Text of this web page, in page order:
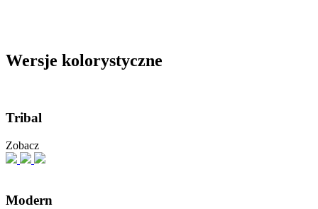
Wersje kolorystyczne
Tribal
Zobacz
Modern